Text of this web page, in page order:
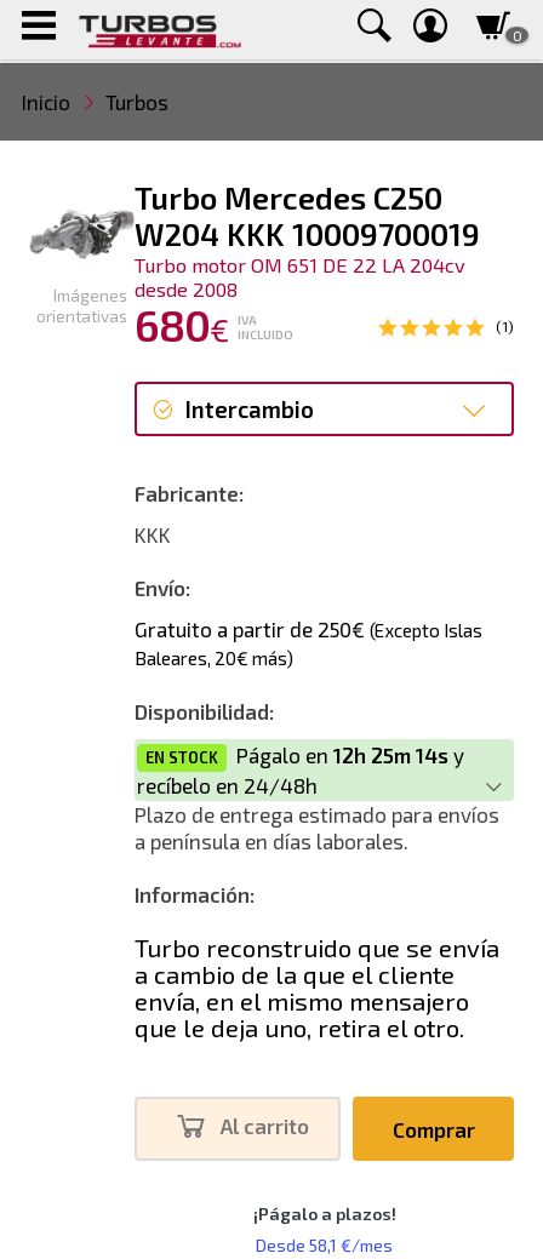
0
Inicio Turbos
Turbo Mercedes C250
W204 KKK 10009700019
Turbo motor OM 651 DE 22 LA 204cv
desde 2008
680€
IVA
INCLUIDO
(1)
Intercambio
Fabricante:
KKK
Envío:
Gratuito a partir de 250€ (Excepto Islas
Baleares, 20€ más)
Disponibilidad:
EN STOCK Págalo en 12h 25m 14s y
recíbelo en 24/48h
Plazo de entrega estimado para envíos
a península en días laborales.
Información:
Turbo reconstruido que se envía
a cambio de la que el cliente
envía, en el mismo mensajero
que le deja uno, retira el otro.
Al carrito Comprar
Imágenes
orientativas